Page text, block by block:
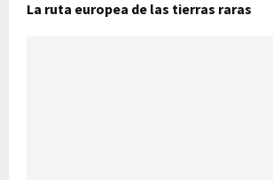
La ruta europea de las tierras raras